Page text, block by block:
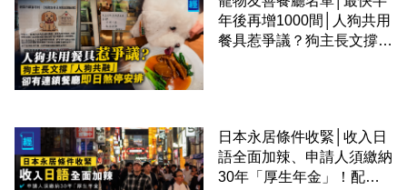
年後再增1000間│人狗共用
餐具惹爭議？狗主長文撐
日本永居條件收緊│收入日
語全面加辣、申請人須繳納
30年「厚生年金」！配偶